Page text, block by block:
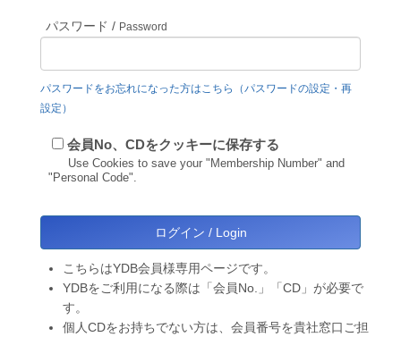
パスワード / Password
パスワードをお忘れになった方はこちら（パスワードの設定・再
設定）
会員No、CDをクッキーに保存する
Use Cookies to save your "Membership Number" and
"Personal Code".
こちらはYDB会員様専用ページです。
YDBをご利用になる際は「会員No.」「CD」が必要で
す。
個人CDをお持ちでない方は、会員番号を貴社窓口ご担